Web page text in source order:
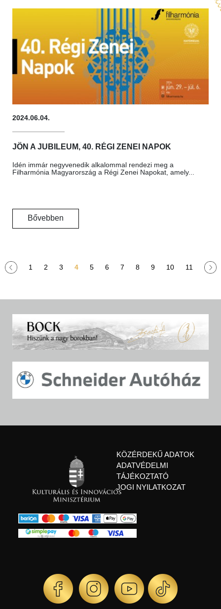
2024.06.04.
JÖN A JUBILEUM, 40. RÉGI ZENEI NAPOK
Idén immár negyvenedik alkalommal rendezi meg a
Filharmónia Magyarország a Régi Zenei Napokat, amely...
Bővebben
1 2 3 4 5 6 7 8 9 10 11
KÖZÉRDEKŰ ADATOK
ADATVÉDELMI
TÁJÉKOZTATÓ
JOGI NYILATKOZAT